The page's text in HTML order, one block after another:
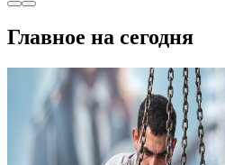
Главное на сегодня